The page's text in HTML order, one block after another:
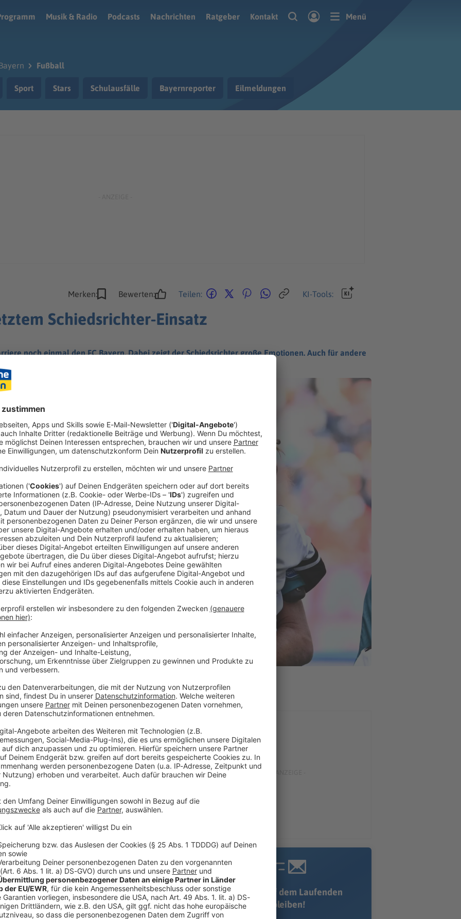
Musik & Radio Podcasts Nachrichten Ratgeber Kontakt Menü
Fußball
Sport Stars Schulausfälle Bayernreporter Eilmeldungen
Merken: Bewerten: Teilen: KI-Tools:
Schiedsrichter-Einsatz
noch einmal den FC Bayern. Dabei zeigt der Schiedsrichter große Emotionen. Auch für andere
aktiven Schiedsrichterkarriere: Deniz Aytekin hat
vor laufender Kamera geweint. «Es ist
Bundesliga ein Teil der Fußballfamilie zu sein
das 5:1 des Meisters FC Bayern gegen den 1. FC
der 47-Jährige Emotionen. «Das ist gerade echt
danach einige Male: «Boah, schwer. Echt
die Tränen.
Ittrich
aus. Er habe die Gabe, «die schweren
einzupacken», sagte der Schiedsrichter im
zu sein, so viele Emotionen zu erleben, das ist
Momente werde ich nicht vergessen.»
Immer auf dem Laufenden
bleiben!